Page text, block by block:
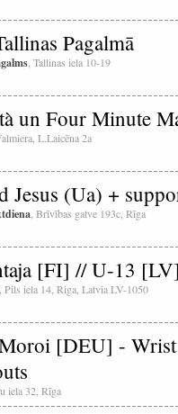
Pagalmā
, Tallinas iela 10-19
un Four Minute
L.Laicēna 2a
Jesus (Ua) +
, Brīvības gatve 193c, Rīga
[FI] // U-13 [LV]
, Pils iela 14, Riga, Latvia LV-1050
[DEU] -
iela 32, Rīga